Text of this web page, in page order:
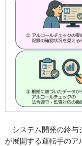
システム開発の鈴与
が展開する運転手のア